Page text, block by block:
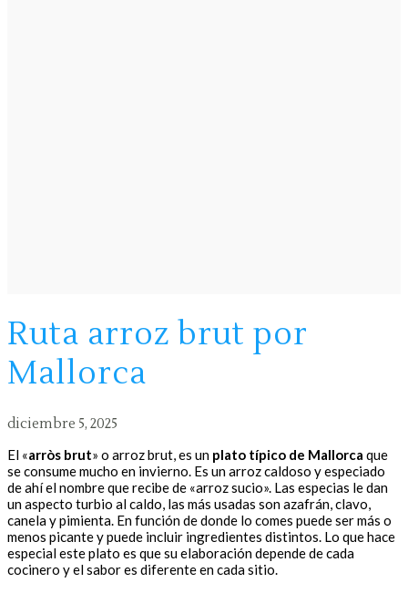
Ruta arroz brut por
Mallorca
diciembre 5, 2025
El «arròs brut» o arroz brut, es un plato típico de Mallorca que
se consume mucho en invierno. Es un arroz caldoso y especiado
de ahí el nombre que recibe de «arroz sucio». Las especias le dan
un aspecto turbio al caldo, las más usadas son azafrán, clavo,
canela y pimienta. En función de donde lo comes puede ser más o
menos picante y puede incluir ingredientes distintos. Lo que hace
especial este plato es que su elaboración depende de cada
cocinero y el sabor es diferente en cada sitio.